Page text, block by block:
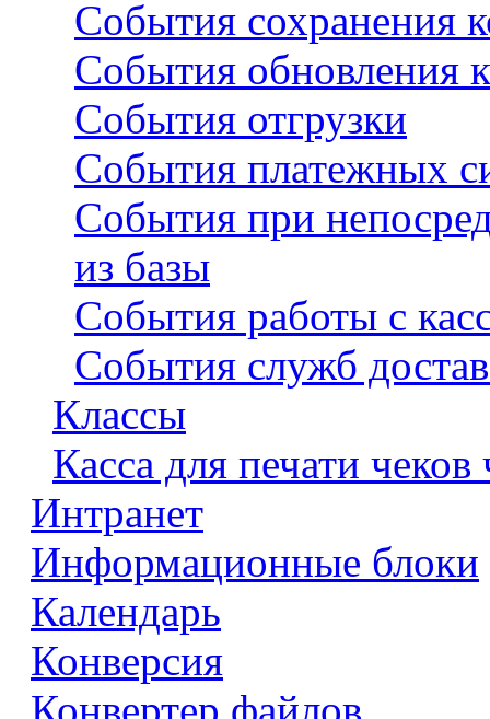
События сохранения
События обновления
События отгрузки
События платежных
События при
из базы
События работы с
События служб
Классы
Касса для печати
Интранет
Информационные блоки
Календарь
Конверсия